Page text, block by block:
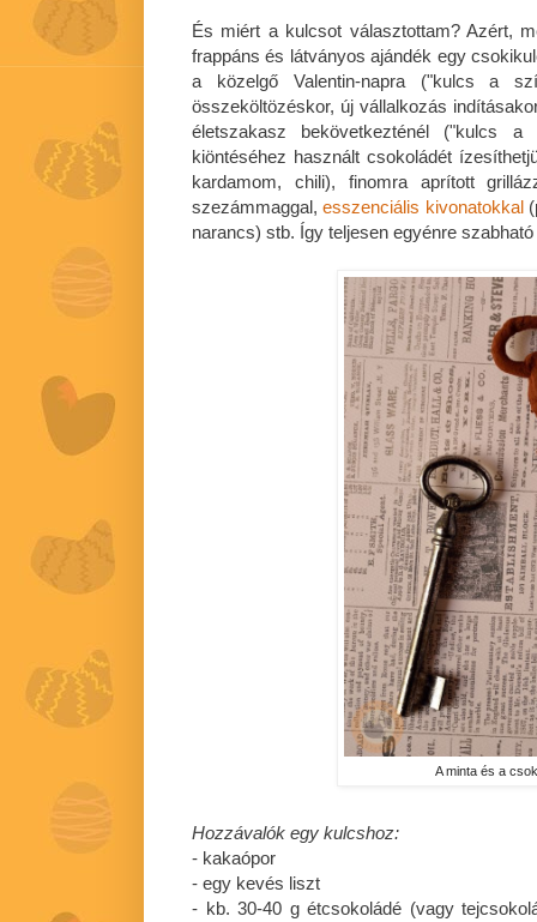
És miért a kulcsot választottam? Azért,
frappáns és látványos ajándék egy
a közelgő Valentin-napra ("kulcs a
összeköltözéskor, új vállalkozás
életszakasz bekövetkezténél ("kulcs
kiöntéséhez használt csokoládét
kardamom, chili), finomra aprított
szezámmaggal,esszenciális kivonatokkal
narancs) stb. Így teljesen egyénre
A minta és a
Hozzávalók egy kulcshoz:
- kakaópor
- egy kevés liszt
- kb. 30-40 g étcsokoládé (vagy